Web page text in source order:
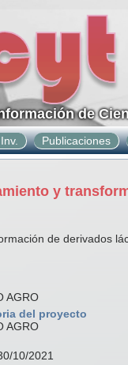
de
Publicaciones
y
de derivados
AGRO
del proyecto
AGRO
10/2021